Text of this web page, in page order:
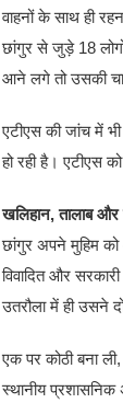
वाहनों के साथ ही
छांगुर से जुड़े 18
आने लगे तो उसकी
एटीएस की जांच में भी
हो रही है। एटीएस
खलिहान, तालाब और
छांगुर अपने मुहिम
विवादित और
उतरौला में ही उसने
एक पर कोठी बना
स्थानीय प्रशासनिक